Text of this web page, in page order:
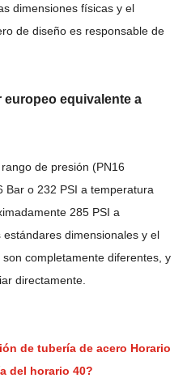
dimensiones físicas y el
de diseño es responsable de
europeo equivalente a
de presión (PN16
Bar o 232 PSI a temperatura
285 PSI a
dimensionales y el
completamente diferentes, y
directamente.
de tubería de acero Horario
del horario 40?